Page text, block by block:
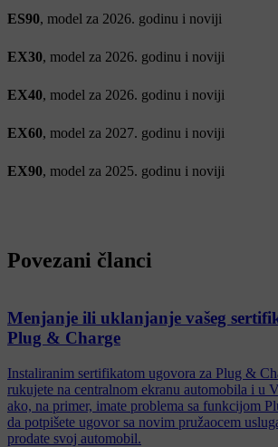
ES90, model za 2026. godinu i noviji
EX30, model za 2026. godinu i noviji
EX40, model za 2026. godinu i noviji
EX60, model za 2027. godinu i noviji
EX90, model za 2025. godinu i noviji
Povezani članci
Menjanje ili uklanjanje vašeg
Plug & Charge
Instaliranim sertifikatom ugovora za Plug &
rukujete na centralnom ekranu automobila i u
ako, na primer, imate problema sa funkcijom
da potpišete ugovor sa novim pružaocem
prodate svoj automobil.